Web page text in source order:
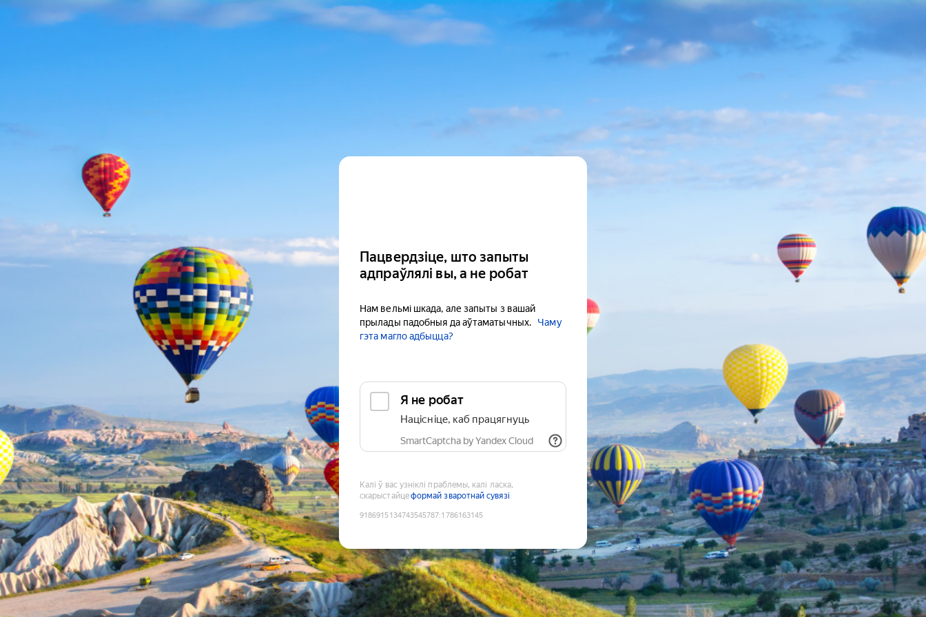
Пацвердзіце, што запыты
адпраўлялі вы, а не робат
Нам вельмі шкада, але запыты з вашай
прылады падобныя да аўтаматычных.
Чаму
гэта магло адбыцца?
Я не робат
Націсніце, каб працягнуць
SmartCaptcha by Yandex Cloud
Калі ў вас узніклі праблемы, калі ласка,
скарыстайцеформай зваротнай сувязі
9186915134743545787:1786163145